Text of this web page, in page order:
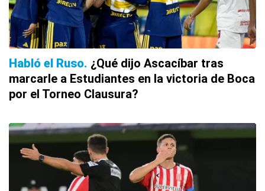
Habló el Ruso ¿Qué dijo Ascacíbar tras
marcarle a Estudiantes en la victoria de Boca
por el Torneo Clausura?